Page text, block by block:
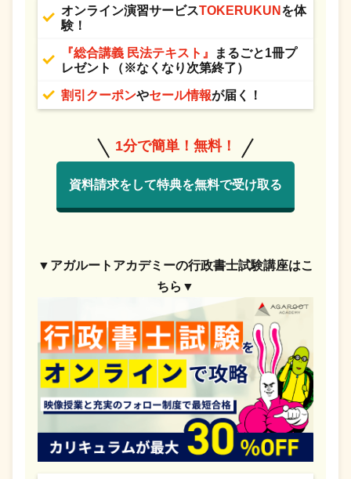
オンライン演習サービスTOKERUKUN を体
験！
『総合講義 民法テキスト』
まるごと1冊プ
レゼント（※なくなり次第終了）
割引クーポンやセール情報が届く！
1分で簡単！無料！
資料請求をして特典を無料で受け取る
▼アガルートアカデミーの行政書士試験講座はこ
ちら▼